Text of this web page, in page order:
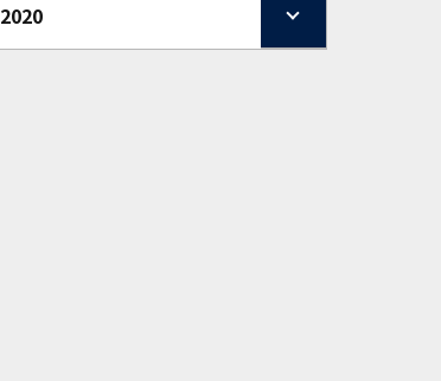
2020